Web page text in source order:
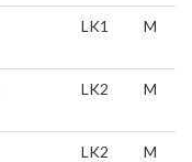
LK1 M
LK2 M
LK2 M